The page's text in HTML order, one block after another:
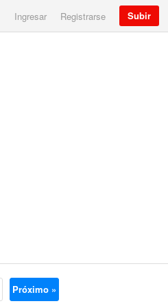
Ingresar Registrarse Subir
Próximo »